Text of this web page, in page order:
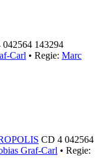
042564 143294
Carl • Regie: Marc
CD 4 042564
Graf-Carl • Regie: